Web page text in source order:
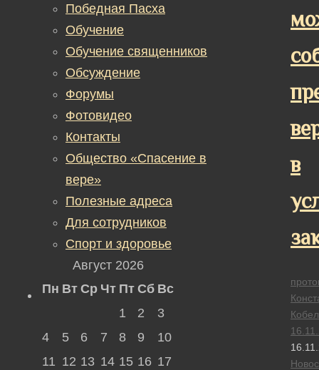
в
Победная Пасха
Обучение
Обучение священников
Обсуждение
Форумы
Фотовидео
Контакты
Общество «Спасение в
вере»
Полезные адреса
Для сотрудников
Спорт и здоровье
Август 2026
Пн Вт Ср Чт Пт Сб Вс
1
2
3
4
5 6 7 8 9
10
11 12 13 14 15 16 17